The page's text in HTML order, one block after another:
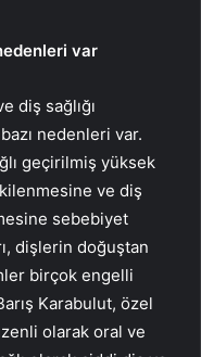
var
diş sağlığı
nedenleri var.
geçirilmiş yüksek
ve diş
sebebiyet
dişlerin doğuştan
birçok engelli
Karabulut, özel
olarak oral ve